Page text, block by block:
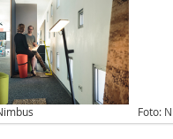
Foto: